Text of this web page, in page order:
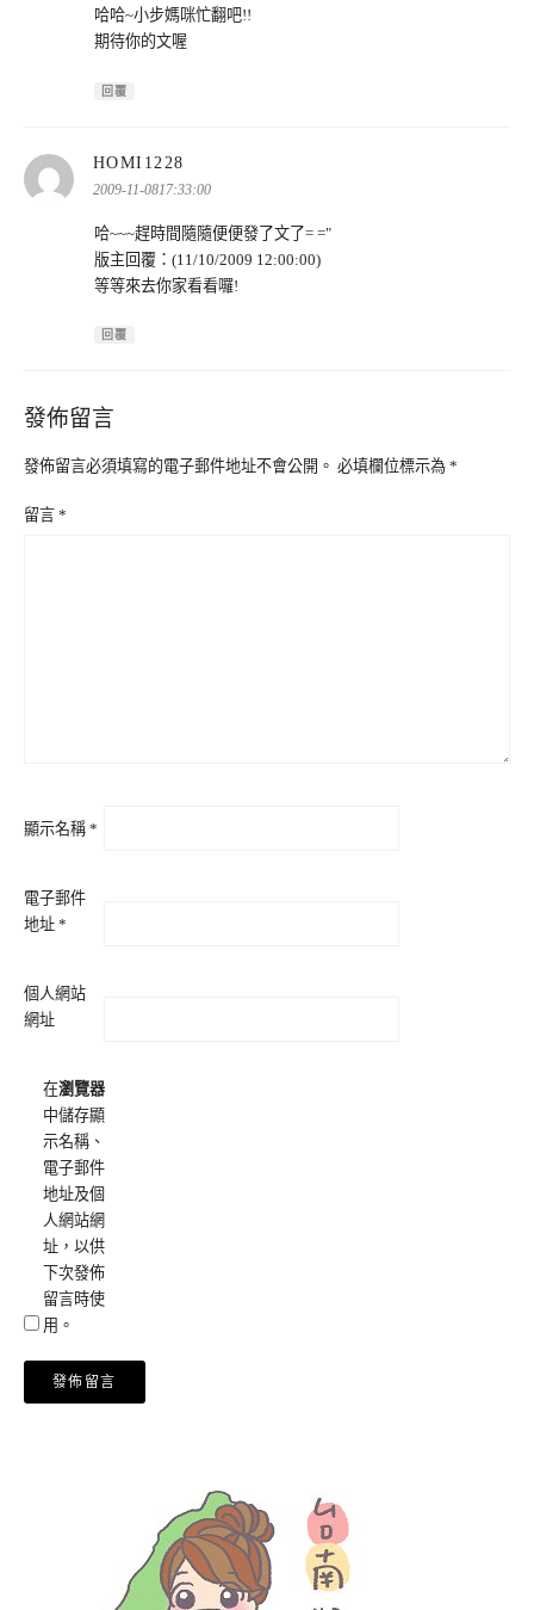
哈哈~小步媽咪忙翻吧!!
期待你的文喔
回覆
HOMI1228
示:
2009-11-0817:33:00
哈~~~趕時間隨隨便便發了文了= ="
版主回覆：(11/10/2009 12:00:00)
等等來去你家看看囉!
回覆
發佈留言
發佈留言必須填寫的電子郵件地址不會公開。 必填欄位標示為 *
留言 *
顯示名稱 *
電子郵件
地址 *
個人網站
網址
在瀏覽器
中儲存顯
示名稱、
電子郵件
地址及個
人網站網
址，以供
下次發佈
留言時使
用。